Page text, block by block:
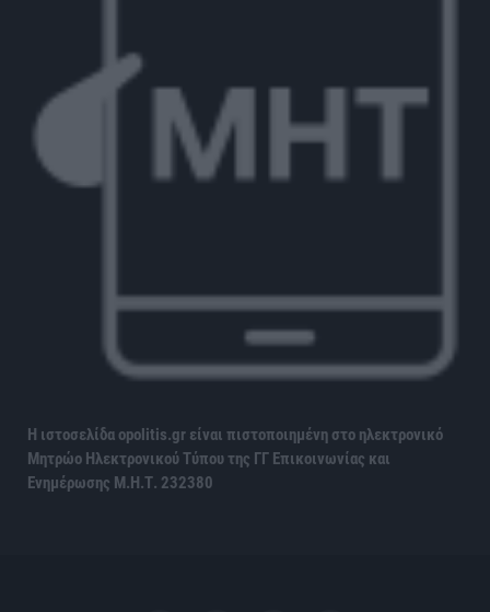
Η ιστοσελίδα opolitis.gr είναι πιστοποιημένη στο ηλεκτρονικό
Μητρώο Ηλεκτρονικού Τύπου της ΓΓ Επικοινωνίας και
Ενημέρωσης Μ.Η.Τ. 232380